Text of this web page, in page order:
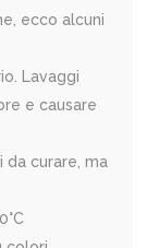
ecco alcuni
Lavaggi
e causare
da curare, ma